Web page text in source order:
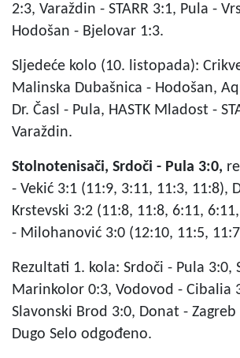
2:3, Varaždin - STARR 3:1, Pula -
Hodošan - Bjelovar 1:3.
Sljedeće kolo (10. listopada):
Malinska Dubašnica - Hodošan,
Dr. Časl - Pula, HASTK Mladost -
Varaždin.
Stolnotenisači, Srdoči - Pula 3:0,
- Vekić 3:1 (11:9, 3:11, 11:3, 11:8),
Krstevski 3:2 (11:8, 11:8, 6:11,
- Milohanović 3:0 (12:10, 11:5,
Rezultati 1. kola: Srdoči - Pula 3:0,
Marinkolor 0:3, Vodovod - Cibalia
Slavonski Brod 3:0, Donat - Zagreb
Dugo Selo odgođeno.